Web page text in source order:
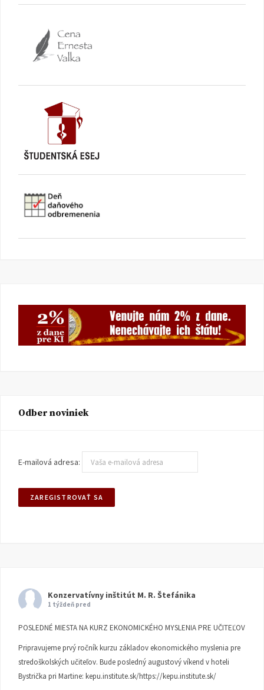
Odber noviniek
E-mailová adresa:
Konzervatívny inštitút M. R. Štefánika
1 týždeň pred
POSLEDNÉ MIESTA NA KURZ EKONOMICKÉHO MYSLENIA PRE UČITEĽOV
Pripravujeme prvý ročník kurzu základov ekonomického myslenia pre
stredoškolských učiteľov. Bude posledný augustový víkend v hoteli
Bystrička pri Martine: kepu.institute.sk/https://kepu.institute.sk/